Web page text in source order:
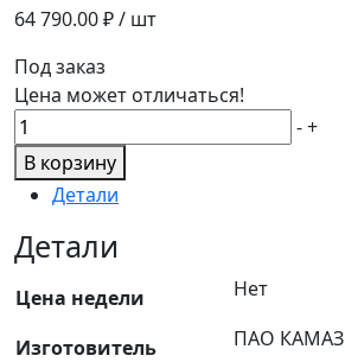
64 790.00₽ / шт
Под заказ
Цена может отличаться!
Количество
товара
МОД
КАМАЗ
(шлицы)
оригинал
53205.2506010
-+
В корзину
Детали
Детали
Цена недели Нет
Изготовитель ПАО КАМАЗ